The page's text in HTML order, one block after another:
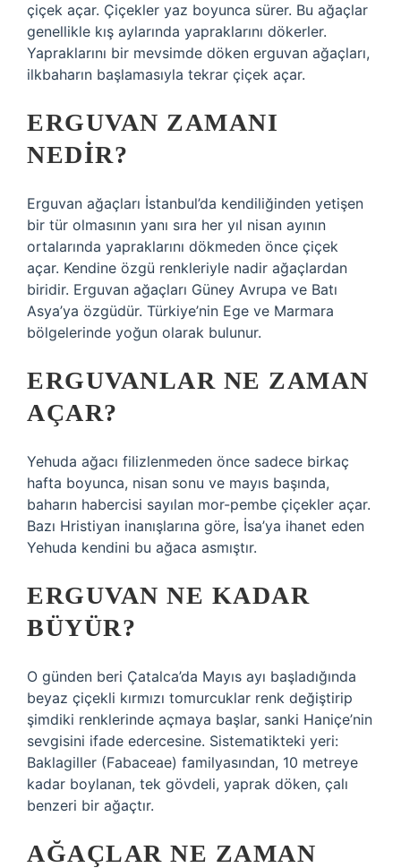
çiçek açar. Çiçekler yaz boyunca sürer. Bu ağaçlar
genellikle kış aylarında yapraklarını dökerler.
Yapraklarını bir mevsimde döken erguvan ağaçları,
ilkbaharın başlamasıyla tekrar çiçek açar.
ERGUVAN ZAMANI
NEDIR?
Erguvan ağaçları İstanbul’da kendiliğinden yetişen
bir tür olmasının yanı sıra her yıl nisan ayının
ortalarında yapraklarını dökmeden önce çiçek
açar. Kendine özgü renkleriyle nadir ağaçlardan
biridir. Erguvan ağaçları Güney Avrupa ve Batı
Asya’ya özgüdür. Türkiye’nin Ege ve Marmara
bölgelerinde yoğun olarak bulunur.
ERGUVANLAR NE ZAMAN
AÇAR?
Yehuda ağacı filizlenmeden önce sadece birkaç
hafta boyunca, nisan sonu ve mayıs başında,
baharın habercisi sayılan mor-pembe çiçekler açar.
Bazı Hristiyan inanışlarına göre, İsa’ya ihanet eden
Yehuda kendini bu ağaca asmıştır.
ERGUVAN NE KADAR
BÜYÜR?
O günden beri Çatalca’da Mayıs ayı başladığında
beyaz çiçekli kırmızı tomurcuklar renk değiştirip
şimdiki renklerinde açmaya başlar, sanki Haniçe’nin
sevgisini ifade edercesine. Sistematikteki yeri:
Baklagiller (Fabaceae) familyasından, 10 metreye
kadar boylanan, tek gövdeli, yaprak döken, çalı
benzeri bir ağaçtır.
AĞAÇLAR NE ZAMAN